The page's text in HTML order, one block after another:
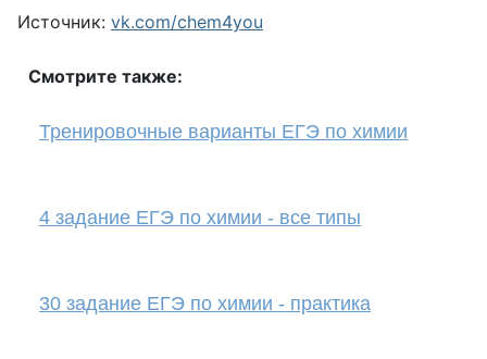
Источник: vk.com/chem4you
Смотрите также:
Тренировочные варианты ЕГЭ по химии
4 задание ЕГЭ по химии - все типы
30 задание ЕГЭ по химии - практика